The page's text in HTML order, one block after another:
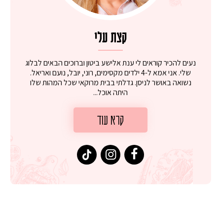
קצת עלי
נעים להכיר קוראים לי ענת אלישע ביטון וברוכים הבאים לבלוג
שלי. אני אמא ל-4 ילדים מקסימים, רוני, יובל, נועם ואריאל.
נשואה באושר לניסן. גדלתי בבית מרוקאי שכל המהות שלו
היתה אוכל...
קרא עוד